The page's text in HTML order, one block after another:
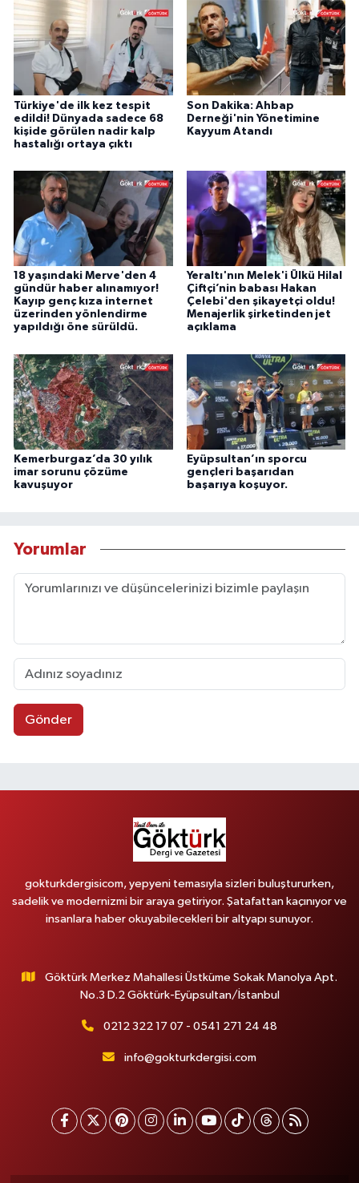
Türkiye'de ilk kez tespit
edildi! Dünyada sadece 68
kişide görülen nadir kalp
hastalığı ortaya çıktı
Son Dakika: Ahbap
Derneği'nin Yönetimine
Kayyum Atandı
18 yaşındaki Merve'den 4
gündür haber alınamıyor!
Kayıp genç kıza internet
üzerinden yönlendirme
yapıldığı öne sürüldü.
Yeraltı'nın Melek'i Ülkü Hilal
Çiftçi’nin babası Hakan
Çelebi'den şikayetçi oldu!
Menajerlik şirketinden jet
açıklama
Kemerburgaz’da 30 yılık
imar sorunu çözüme
kavuşuyor
Eyüpsultan’ın sporcu
gençleri başarıdan
başarıya koşuyor.
Yorumlar
Gönder
gokturkdergisicom, yepyeni temasıyla sizleri buluştururken,
sadelik ve modernizmi bir araya getiriyor. Şatafattan kaçınıyor ve
insanlara haber okuyabilecekleri bir altyapı sunuyor.
Göktürk Merkez Mahallesi Üstküme Sokak Manolya Apt.
No.3 D.2 Göktürk-Eyüpsultan/İstanbul
0212 322 17 07 - 0541 271 24 48
info@gokturkdergisi.com